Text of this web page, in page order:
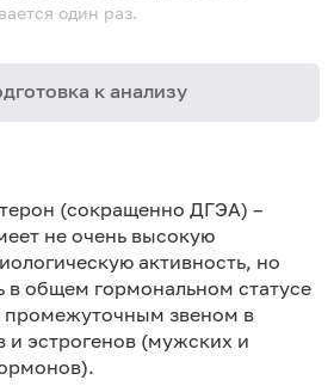
один раз.
к анализу
(сокращенно ДГЭА) –
не очень высокую
активность, но
в общем гормональном статусе
промежуточным звеном в
и эстрогенов (мужских и